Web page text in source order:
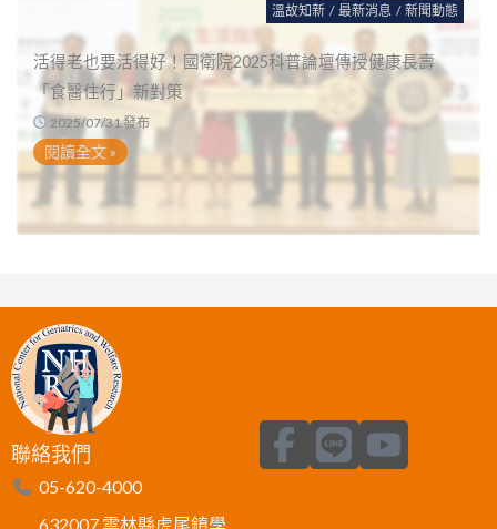
溫故知新 / 最新消息 / 新聞動態
活得老也要活得好！國衛院2025科普論壇傳授健康長壽
「食醫住行」新對策
2025/07/31 發布
閱讀全文 »
聯絡我們
05-620-4000
632007 雲林縣虎尾鎮學
F
a
L
i
Y
o